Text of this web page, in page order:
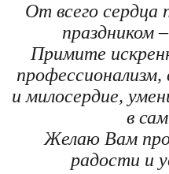
От всего сердца
праздником
Примите
и милосердие,
в
Желаю Вам
радости и